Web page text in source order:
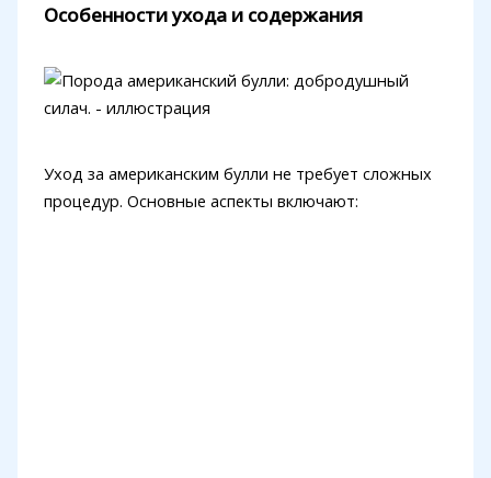
Особенности ухода и содержания
Уход за американским булли не требует сложных
процедур. Основные аспекты включают: